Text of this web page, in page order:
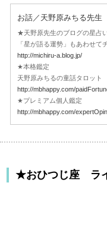
お話／天野原みちる先生
★天野原先生のブログの星占
「星が語る運勢」もあわせて
http://michiru-a.blog.jp/
★本格鑑定
天野原みちるの童話タロット
http://mbhappy.com/
★プレミアム個人鑑定
http://mbhappy.com/
★おひつじ座 ラ